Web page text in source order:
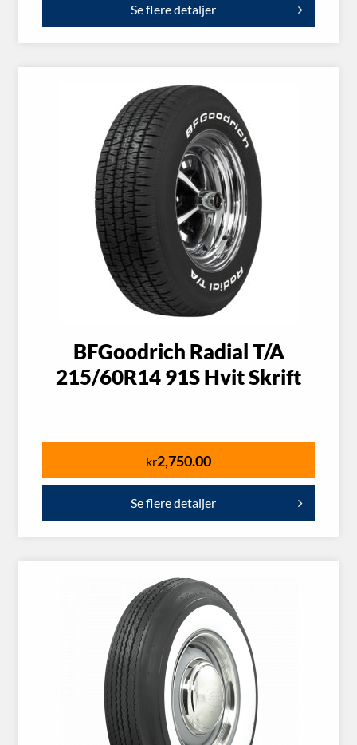
Se flere detaljer
BFGoodrich Radial T/A
215/60R14 91S Hvit Skrift
kr2,750.00
Se flere detaljer